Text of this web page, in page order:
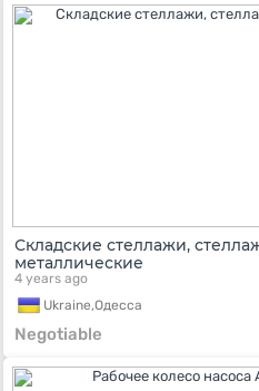
Складские стеллажи,
металлические
4 years ago
Ukraine,Одесса
Negotiable